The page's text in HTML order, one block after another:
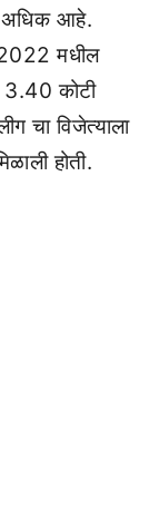
अधिक आहे.
2022 मधील
3.40 कोटी
चा विजेत्याला
होती.